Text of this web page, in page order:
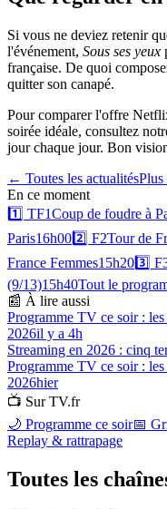
Si vous ne deviez retenir
l'événement, Sous ses yeux
française. De quoi
quitter son canapé.
Pour comparer l'offre
soirée idéale, consultez
jour chaque jour. Bon
← Toutes les actualitésPlus
En ce moment
1️⃣ TF1Coup de foudre à
Paris16h002️⃣ F2Tour de
France Femmes15h203️⃣
(9/13)15h40Tout le
📰 À lire aussi
Programme TV ce soir :
2026il y a 4h
Streaming en 2026 : cinq
Programme TV ce soir :
2026hier
📺 Sur TV.fr
🌙 Programme ce soir📅
Replay & rattrapage
Toutes les